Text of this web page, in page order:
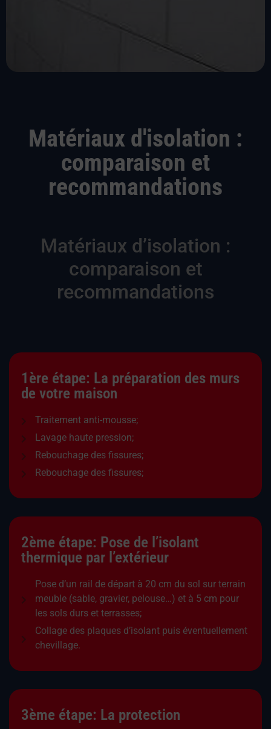
Matériaux d'isolation :
comparaison et
recommandations
Matériaux d’isolation :
comparaison et
recommandations
1ère étape: La préparation des murs
de votre maison
Traitement anti-mousse;
Lavage haute pression;
Rebouchage des fissures;
Rebouchage des fissures;
2ème étape: Pose de l’isolant
thermique par l’extérieur
Pose d’un rail de départ à 20 cm du sol sur terrain
meuble (sable, gravier, pelouse…) et à 5 cm pour
les sols durs et terrasses;
Collage des plaques d’isolant puis éventuellement
chevillage.
3ème étape: La protection